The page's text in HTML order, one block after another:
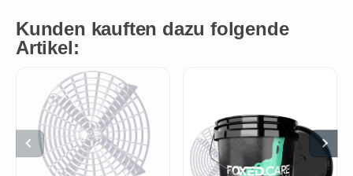
Kunden kauften dazu folgende
Artikel: